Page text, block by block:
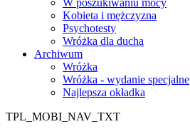
W poszukiwaniu mocy
Kobieta i mężczyzna
Psychotesty
Wróżka dla ducha
Archiwum
Wróżka
Wróżka - wydanie specjalne
Najlepsza okładka
TPL_MOBI_NAV_TXT